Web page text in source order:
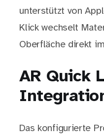
unterstützt von
Klick wechselt
Oberfläche direkt
AR Quick
Das konfigurierte